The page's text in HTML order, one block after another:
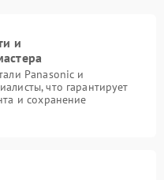
и
Panasonic и
что гарантирует
и сохранение